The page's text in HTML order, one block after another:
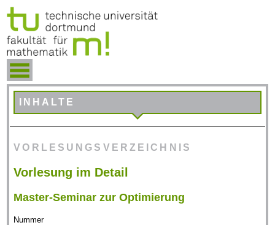
INHALTE
VORLESUNGSVERZEICHNIS
Vorlesung im Detail
Master-Seminar zur Optimierung
Nummer